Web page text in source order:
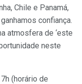
Chile e Panamá,
confiança.
atmosfera de ‘este
neste
(horário de